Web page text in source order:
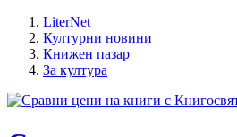
LiterNet
Културни новини
Книжен пазар
За култура